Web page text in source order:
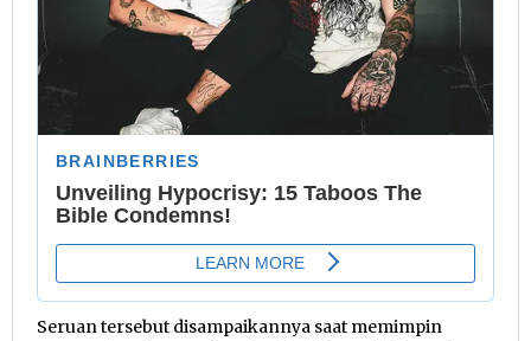
Seruan tersebut disampaikannya saat memimpin